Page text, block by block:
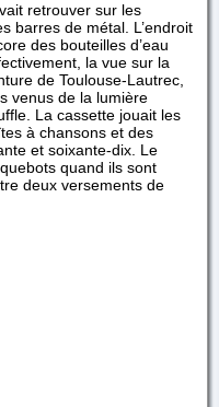
retrouver sur les
barres de métal. L’endroit
des bouteilles d’eau
la vue sur la
de Toulouse-Lautrec,
venus de la lumière
La cassette jouait les
à chansons et des
et soixante-dix. Le
quand ils sont
deux versements de